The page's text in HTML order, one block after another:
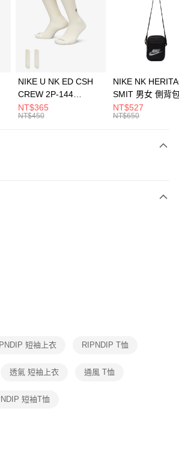
21家銀行
第一商業銀行
彰化商業銀行
】
務後，再付款。
帳流程】
先享後付」後，將跳轉至「AFTEE先享後付」
收到繳費通知簡訊。
天內，點擊此簡訊中的連結，可透過四大超商／
式進行付款，方視為交易完成。
先享後付 」之結帳頁面顯示為準，若有關於
消欲退款等相關疑問，請聯繫「AFTEE先享後付
support/home
有限公司提供之「AFTEE先享後付」服務完成之交
限公司。
先徵得法定代理人或監護人之同意方可使用
未經同意申辦者引起之損失，本公司不負相關責
含以上)免運費
含以上)免運費
含以上)免運費
NIKE U NK ED CSH
CREW 2P-144
EMBRDY 男女 短統襪
FZ3073133
NT$365
NT$450
NIKE NK
SMIT 男女 側背
BA5871010
NT$527
NT$650
短袖上衣 RIPNDIP T恤
透氣 短袖上衣 通風 T恤
短袖T恤